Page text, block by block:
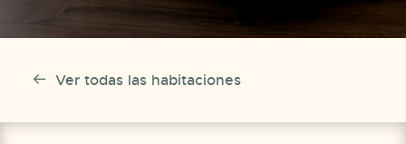
Ver todas las habitaciones